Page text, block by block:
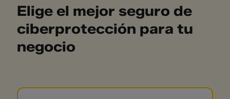
Elige el mejor seguro de
ciberprotección para tu
negocio